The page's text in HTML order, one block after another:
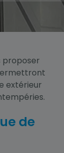
proposer
extérieur
de